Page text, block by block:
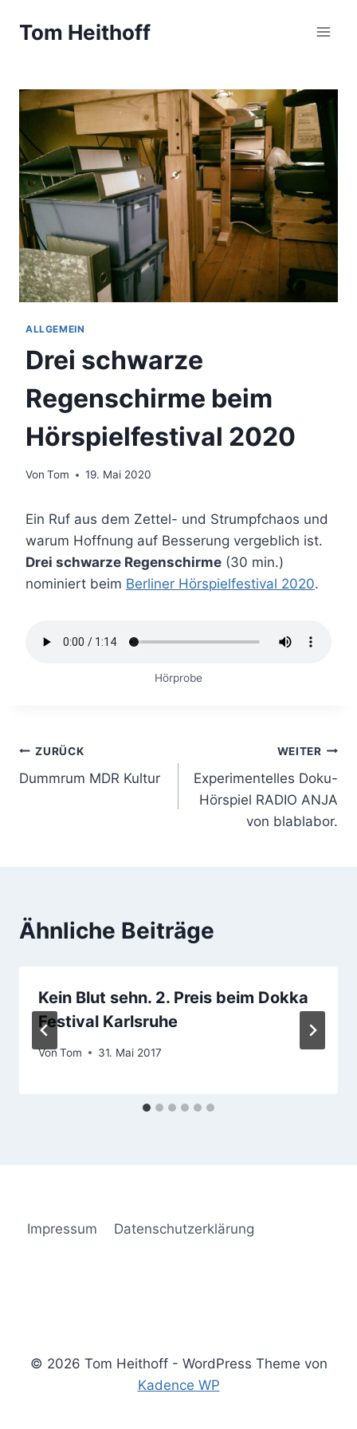
InhaltTom Heithoff
ALLGEMEIN
Drei schwarze
Regenschirme beim
Hörspielfestival 2020
Von Tom 19. Mai 2020
Ein Ruf aus dem Zettel- und Strumpfchaos und
warum Hoffnung auf Besserung vergeblich ist.
Drei schwarze Regenschirme (30 min.)
nominiert beim Berliner Hörspielfestival 2020.
Hörprobe
Beitragsnavigation
ZURÜCK
Dummrum MDR Kultur
WEITER
Experimentelles Doku-
Hörspiel RADIO ANJA
von blablabor.
Ähnliche Beiträge
Kein Blut sehn. 2. Preis beim Dokka
Festival Karlsruhe
VonTom 31. Mai 2017
Impressum Datenschutzerklärung
© 2026 Tom Heithoff - WordPress Theme von
Kadence WP